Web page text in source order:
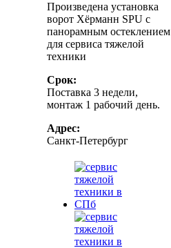
Произведена установка
ворот Хёрманн SPU с
панорамным остеклением
для сервиса тяжелой
техники
Срок:
Поставка 3 недели,
монтаж 1 рабочий день.
Адрес:
Санкт-Петербург